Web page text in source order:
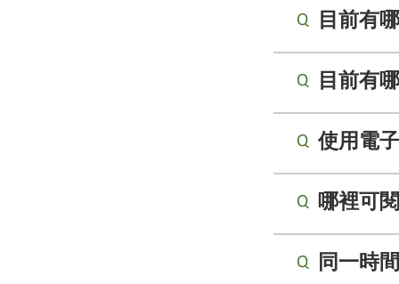
目前有
目前有
使用電
哪裡可
同一時